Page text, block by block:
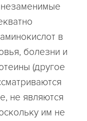
в
болезни и
(другое
не являются
им не